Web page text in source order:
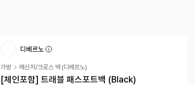
디베르노
가방 메신저/크로스 백 (디베르노)
[체인포함] 트래블 패스포트백 (Black)